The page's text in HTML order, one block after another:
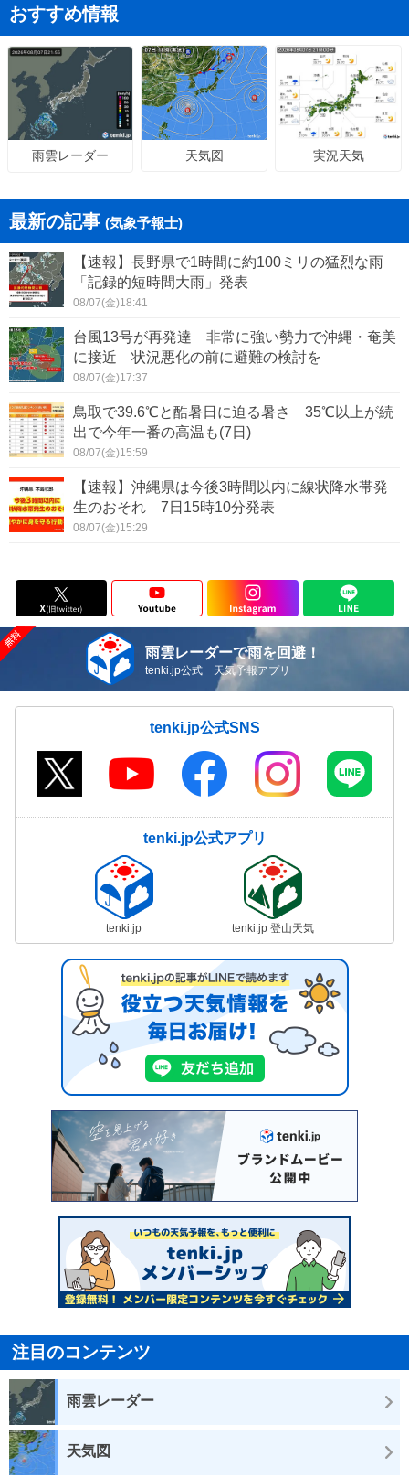
おすすめ情報
雨雲レーダー 天気図 実況天気
最新の記事 (気象予報士)
【速報】長野県で1時間に約100ミリの猛烈な雨
「記録的短時間大雨」発表
08/07(金)18:41
台風13号が再発達 非常に強い勢力で沖縄・奄美
に接近 状況悪化の前に避難の検討を
08/07(金)17:37
鳥取で39.6℃と酷暑日に迫る暑さ 35℃以上が続
出で今年一番の高温も(7日)
08/07(金)15:59
【速報】沖縄県は今後3時間以内に線状降水帯発
生のおそれ 7日15時10分発表
08/07(金)15:29
雨雲レーダーで雨を回避！
tenki.jp公式 天気予報アプリ
tenki.jp公式SNS
tenki.jp公式アプリ
tenki.jp tenki.jp 登山天気
注目のコンテンツ
雨雲レーダー
天気図